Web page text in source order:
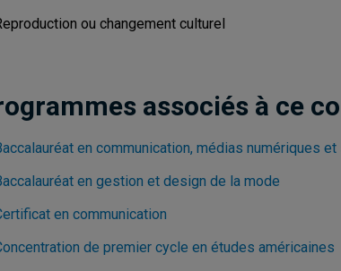
ou changement culturel
associés à ce
en communication, médias numériques
en gestion et design de la mode
en communication
de premier cycle en études américaines